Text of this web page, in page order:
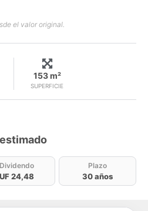
el valor original.
SUPERFICIE
153 m²
estimado
Dividendo
UF 24,48
Plazo
30 años